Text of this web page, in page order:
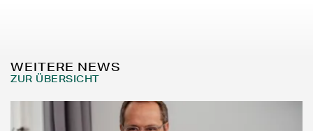
WEITERE NEWS
ZUR ÜBERSICHT